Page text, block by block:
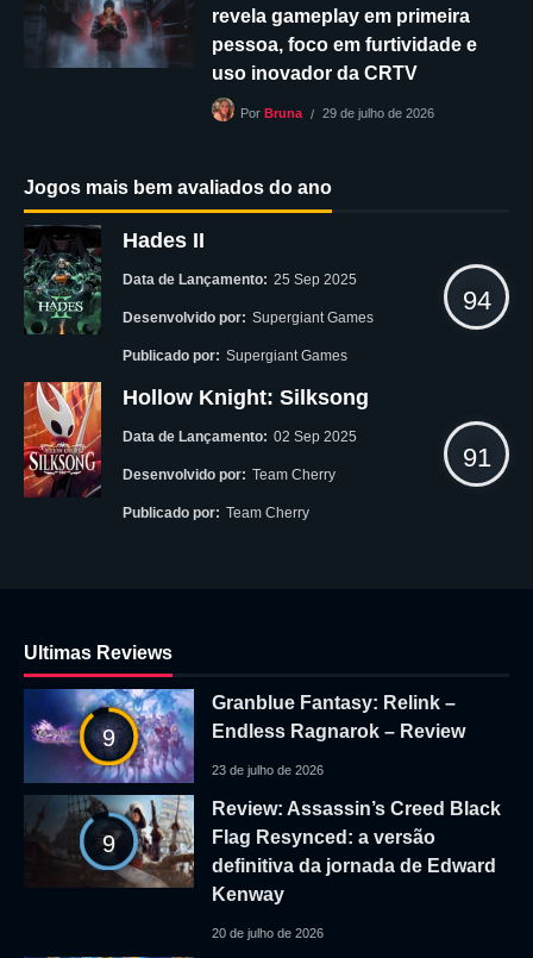
revela gameplay em primeira
pessoa, foco em furtividade e
uso inovador da CRTV
Por Bruna 29 de julho de 2026
Jogos mais bem avaliados do ano
Hades II
Data de Lançamento: 25 Sep 2025
Desenvolvido por: Supergiant Games
Publicado por: Supergiant Games
94
Hollow Knight: Silksong
Data de Lançamento: 02 Sep 2025
Desenvolvido por: Team Cherry
Publicado por: Team Cherry
91
Ultimas Reviews
9
Granblue Fantasy: Relink –
Endless Ragnarok – Review
23 de julho de 2026
9
Review: Assassin’s Creed Black
Flag Resynced: a versão
definitiva da jornada de Edward
Kenway
20 de julho de 2026